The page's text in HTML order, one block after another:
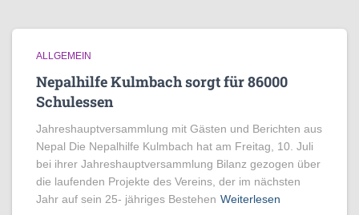
ALLGEMEIN
Nepalhilfe Kulmbach sorgt für 86000
Schulessen
Jahreshauptversammlung mit Gästen und Berichten aus
Nepal Die Nepalhilfe Kulmbach hat am Freitag, 10. Juli
bei ihrer Jahreshauptversammlung Bilanz gezogen über
die laufenden Projekte des Vereins, der im nächsten
Jahr auf sein 25- jähriges Bestehen Weiterlesen